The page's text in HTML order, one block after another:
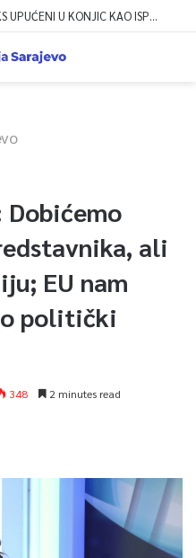
VATROGASCI CIVILNE ZAŠTITE KS UPUĆENI U KONJIC KAO ISPOMOĆ U GAŠENJU POŽARA
Dobićemo
ali
EU nam
politički
348 2 minutes read